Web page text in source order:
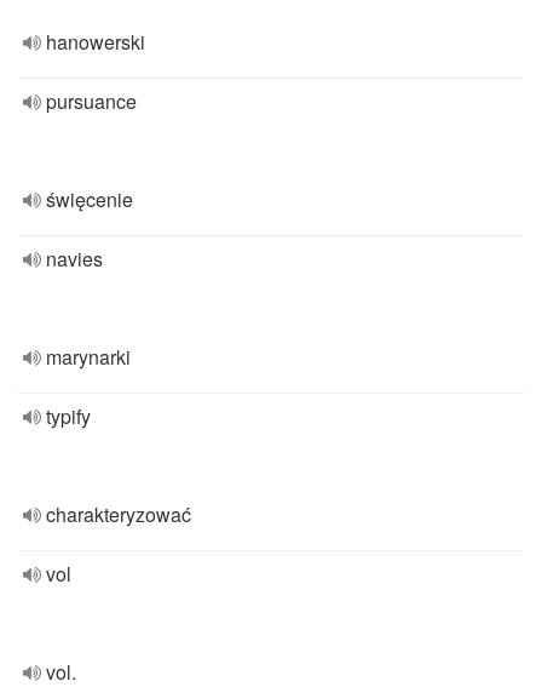
hanowerski
pursuance
święcenie
navies
marynarki
typify
charakteryzować
vol
vol.